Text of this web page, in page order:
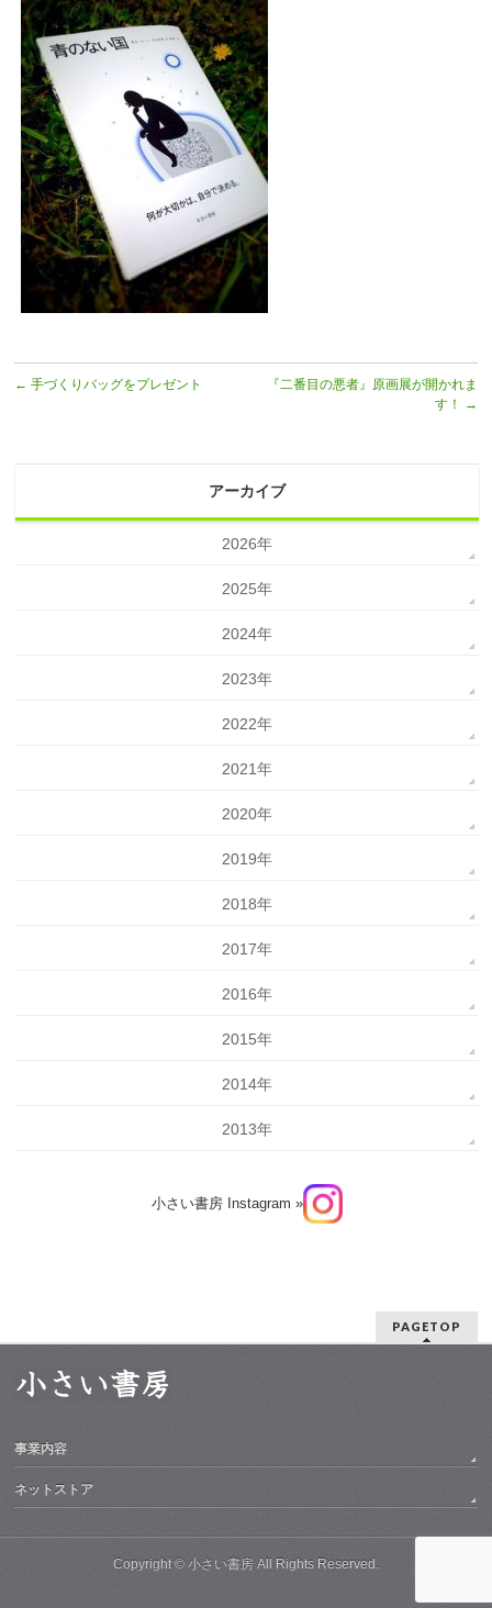
← 手づくりバッグをプレゼント
『二番目の悪者』原画展が開かれま
す！
→
アーカイブ
2026年
2025年
2024年
2023年
2022年
2021年
2020年
2019年
2018年
2017年
2016年
2015年
2014年
2013年
小さい書房 Instagram »
PAGETOP
事業内容
ネットストア
Copyright © 小さい書房All Rights Reserved.